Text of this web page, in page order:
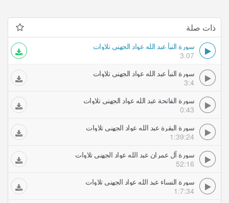
ذات صلة
سورة النبأ عبد الله عواد الجهني تلاوات
3.07
سورة النبأ عبد الله عواد الجهني تلاوات
3:4
سورة الفاتحة عبد الله عواد الجهني تلاوات
0:43
سورة البقرة عبد الله عواد الجهني تلاوات
1:39:24
سورة آل عمران عبد الله عواد الجهني تلاوات
52:16
سورة النساء عبد الله عواد الجهني تلاوات
1:7:34